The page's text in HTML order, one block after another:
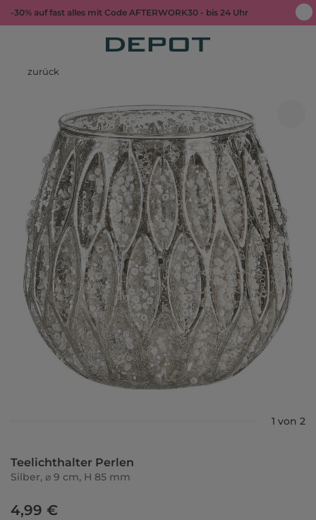
-30% auf fast alles mit Code AFTERWORK30 - bis 24 Uhr
zurück
1 von 2
Teelichthalter Perlen
Silber, ⌀ 9 cm, H 85 mm
4,99 €